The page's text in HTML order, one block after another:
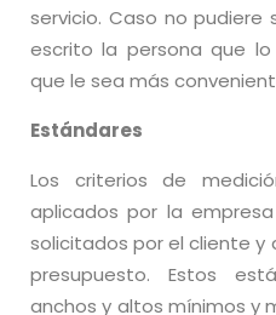
servicio. Caso no pudiere
escrito la persona que
que le sea más
Estándares
Los criterios de
aplicados por la
solicitados por el cliente y
presupuesto. Estos
anchos y altos mínimos y